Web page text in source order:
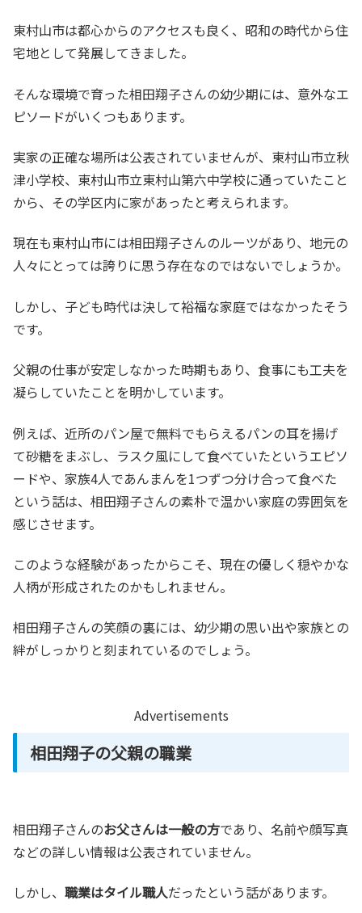
東村山市は都心からのアクセスも良く、昭和の時代から住
宅地として発展してきました。
そんな環境で育った相田翔子さんの幼少期には、意外なエ
ピソードがいくつもあります。
実家の正確な場所は公表されていませんが、東村山市立秋
津小学校、東村山市立東村山第六中学校に通っていたこと
から、その学区内に家があったと考えられます。
現在も東村山市には相田翔子さんのルーツがあり、地元の
人々にとっては誇りに思う存在なのではないでしょうか。
しかし、子ども時代は決して裕福な家庭ではなかったそう
です。
父親の仕事が安定しなかった時期もあり、食事にも工夫を
凝らしていたことを明かしています。
例えば、近所のパン屋で無料でもらえるパンの耳を揚げ
て砂糖をまぶし、ラスク風にして食べていたというエピソ
ードや、家族4人であんまんを1つずつ分け合って食べた
という話は、相田翔子さんの素朴で温かい家庭の雰囲気を
感じさせます。
このような経験があったからこそ、現在の優しく穏やかな
人柄が形成されたのかもしれません。
相田翔子さんの笑顔の裏には、幼少期の思い出や家族との
絆がしっかりと刻まれているのでしょう。
Advertisements
相田翔子の父親の職業
相田翔子さんのお父さんは一般の方であり、名前や顔写真
などの詳しい情報は公表されていません。
しかし、 職業はタイル職人だったという話があります。